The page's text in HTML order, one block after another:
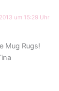
um 15:29 Uhr
Mug Rugs!